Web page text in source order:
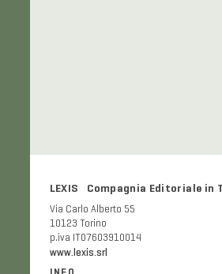
LEXIS Compagnia Editoriale in
Via Carlo Alberto 55
10123 Torino
p.iva IT07603910014
www.lexis.srl